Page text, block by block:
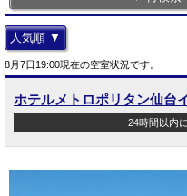
人気順 ▼
8月7日19:00現在の空室状況です。
ホテルメトロポリタン仙台
24時間以内